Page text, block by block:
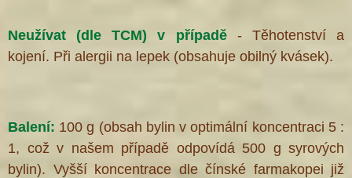
Neužívat (dle TCM) v případě - Těhotenství a
kojení. Při alergii na lepek (obsahuje obilný kvásek).
Balení: 100 g (obsah bylin v optimální koncentraci 5 :
1, což v našem případě odpovídá 500 g syrových
bylin). Vyšší koncentrace dle čínské farmakopei již